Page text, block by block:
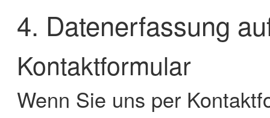
4. Datenerfassung
Kontaktformular
Wenn Sie uns per